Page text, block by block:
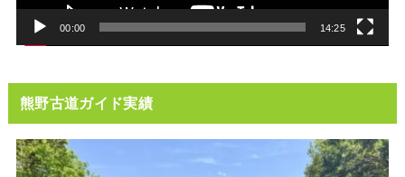
00:00 14:25
熊野古道ガイド実績